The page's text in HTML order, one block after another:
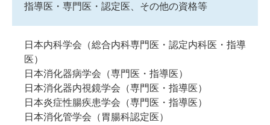
指導医・専門医・認定医、その他の資格等
日本内科学会（総合内科専門医・認定内科医・指導
医）
日本消化器病学会（専門医・指導医）
日本消化器内視鏡学会（専門医・指導医）
日本炎症性腸疾患学会（専門医・指導医）
日本消化管学会（胃腸科認定医）